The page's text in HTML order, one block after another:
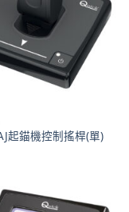
起錨機控制搖桿(單)